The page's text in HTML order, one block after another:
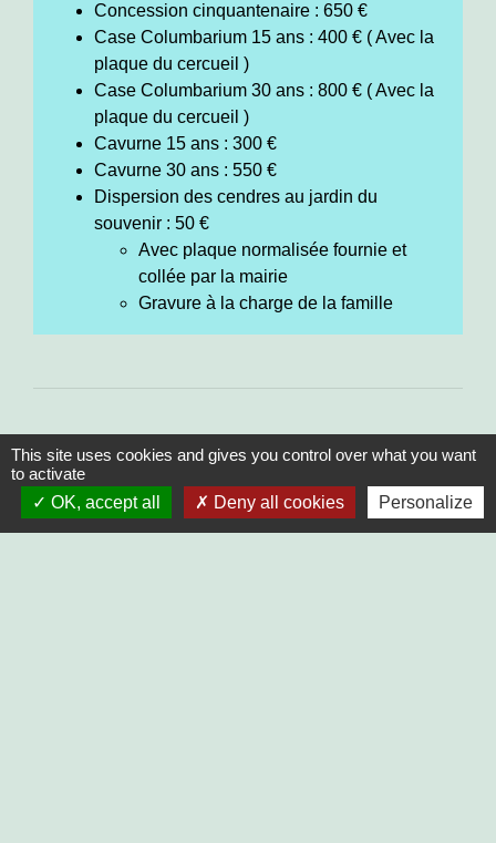
Concession cinquantenaire : 650 €
Case Columbarium 15 ans : 400 € ( Avec la
plaque du cercueil )
Case Columbarium 30 ans : 800 € ( Avec la
plaque du cercueil )
Cavurne 15 ans : 300 €
Cavurne 30 ans : 550 €
Dispersion des cendres au jardin du
souvenir : 50 €
Avec plaque normalisée fournie et
collée par la mairie
Gravure à la charge de la famille
Contacts
This site uses cookies and gives you control over what you want
to activate
OK, accept all
Deny all cookies Personalize